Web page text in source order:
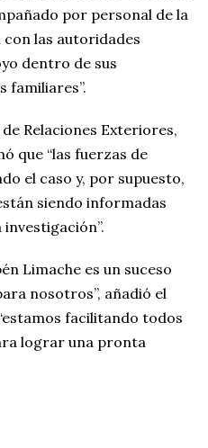
por personal de la
las autoridades
dentro de sus
familiares”.
Relaciones Exteriores,
que “las fuerzas de
el caso y, por supuesto,
siendo informadas
Limache es un suceso
nosotros”, añadió el
facilitando todos
lograr una pronta